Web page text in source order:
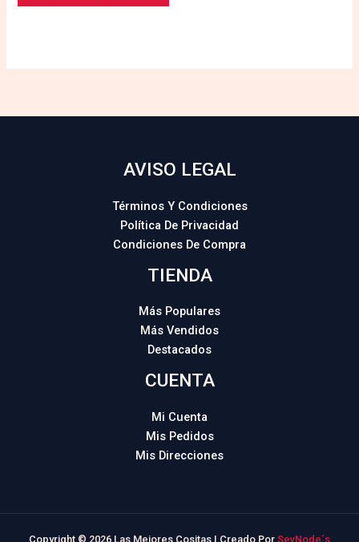
AVISO LEGAL
Términos Y Condiciones
Política De Privacidad
Condiciones De Compra
TIENDA
Más Populares
Más Vendidos
Destacados
CUENTA
Mi Cuenta
Mis Pedidos
Mis Direcciones
Copyright © 2026 Las Mejores Cositas | Creado Por SevNode´s